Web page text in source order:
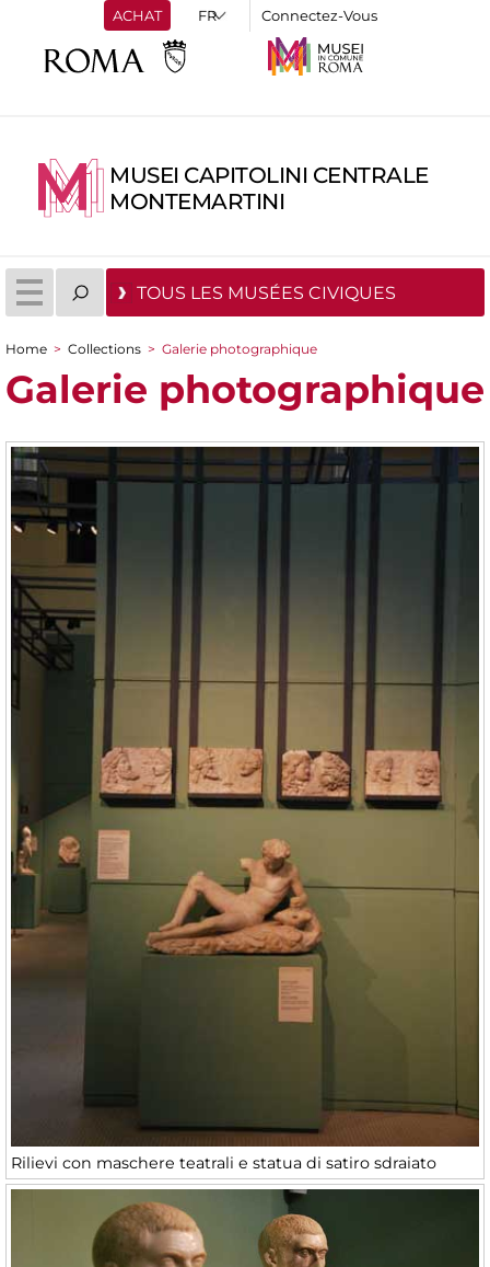
ACHAT Connectez-Vous
MUSEI CAPITOLINI CENTRALE
MONTEMARTINI
TOUS LES MUSÉES CIVIQUES
You are here
Home > Collections > Galerie photographique
Galerie photographique
Rilievi con maschere teatrali e statua di satiro sdraiato